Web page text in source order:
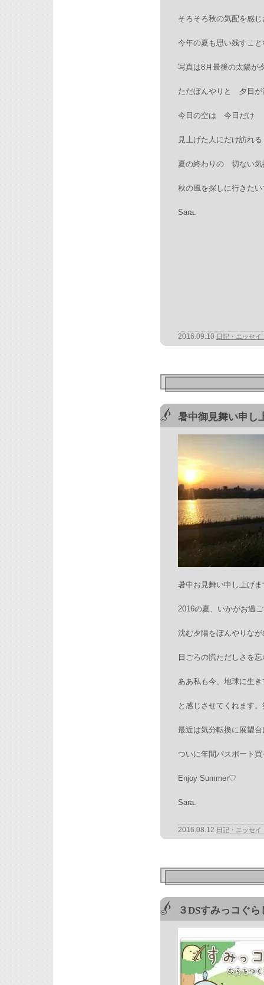
そろそろ秋の気配を感
今年の夏も思い残すこ
写真は8月最後の太陽が
ただぼんやりと 夕日が
今日の空は 今日だけ
見上げた人にだけ訪れ
夏の終わりの 切ない
秋の風を探しに行きたい
Sara.
2016.09.10 日記・エッセイ
暑中御見舞い申し
暑中お見舞い申し上げ
2016の夏、いかがお過
沈む夕陽をぼんやりな
日ごろの慌ただしさを
ああ私も今、地球に生
と感じさせてくれます。
最近は気分転換に展望
ついに年間パスポート
Enjoy Summer♡
Sara.
2016.08.12 日記・エッセイ
３DSすみっコぐ